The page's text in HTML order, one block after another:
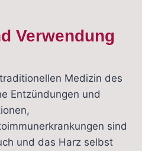
Verwendung
Medizin des
Entzündungen und
sind
und das Harz selbst